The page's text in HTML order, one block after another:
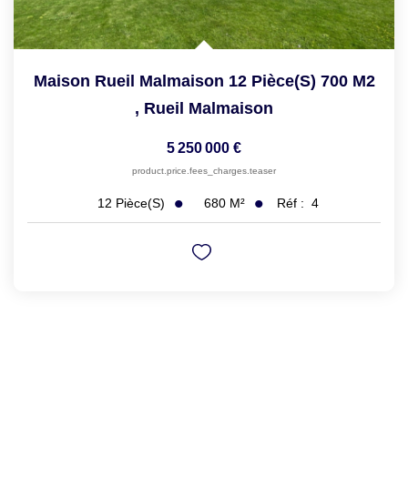
Maison Rueil Malmaison 12 Pièce(s) 700 M2
, Rueil Malmaison
5 250 000 €
product.price.fees_charges.teaser
12 Pièce(s) 680 M² Réf : 4